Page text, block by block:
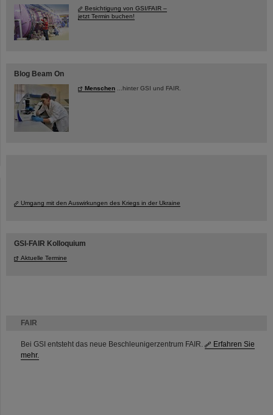
FAIR
Bei GSI entsteht das neue Beschleunigerzentrum FAIR.
Erfahren Sie
mehr.
Besichtigung von GSI/FAIR –
jetzt Termin buchen!
Blog Beam On
Menschen ...hinter GSI und FAIR.
Umgang mit den Auswirkungen des Kriegs in der Ukraine
GSI-FAIR Kolloquium
Aktuelle Termine